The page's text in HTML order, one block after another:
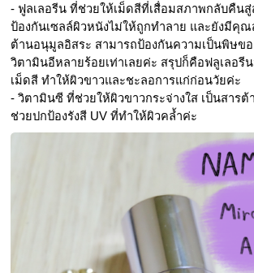
- ฟูลเลอรีน ที่ช่วยให้เม็ดสีที่เสื่อมสภาพกลับคืน
ป้องกันเซลล์ผิวหนังไม่ให้ถูกทำลาย และยังมีคุ
ต้านอนุมูลอิสระ สามารถป้องกันความเป็นพิษข
วิตามินอีหลายร้อยเท่าเลยค่ะ สรุปก็คือฟลูเลอรี
เม็ดสี ทำให้ผิวขาวและชะลอการแก่ก่อนวัยค่ะ
- วิตามินซี ที่ช่วยให้ผิวขาวกระจ่างใส เป็นสาร
ช่วยปกป้องรังสี UV ที่ทำให้ผิวคล้ำค่ะ